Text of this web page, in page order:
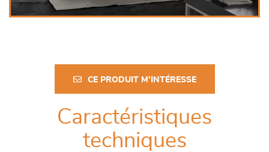
CE PRODUIT M'INTÉRESSE
Caractéristiques
techniques